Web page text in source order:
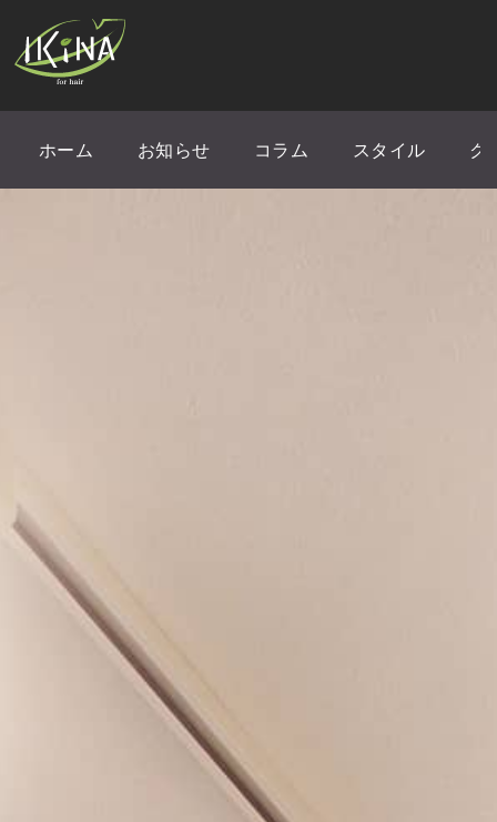
ホーム お知らせ コラム スタイル ク